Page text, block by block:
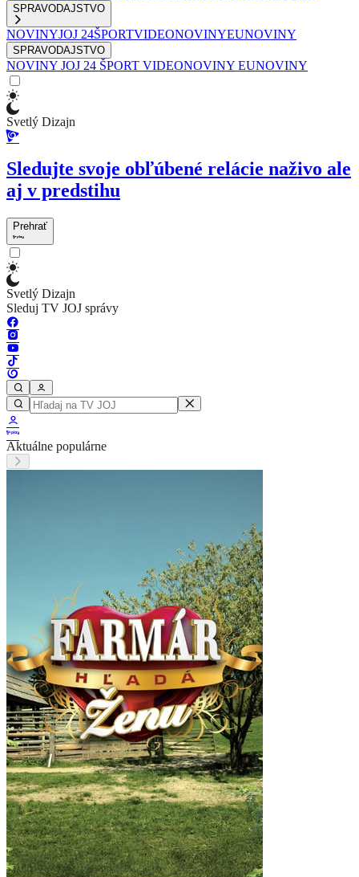
SPRAVODAJSTVO
NOVINYJOJ 24ŠPORTVIDEONOVINYEUNOVINY
SPRAVODAJSTVO
NOVINY JOJ 24 ŠPORT VIDEONOVINY EUNOVINY
Svetlý Dizajn
Sledujte svoje obľúbené relácie naživo ale
aj v predstihu
Prehrať
Svetlý Dizajn
Sleduj TV JOJ správy
Aktuálne populárne